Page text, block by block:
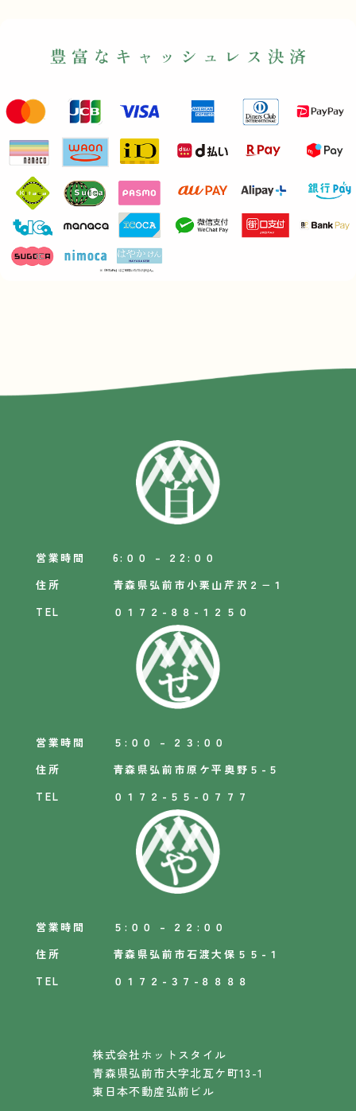
営業時間
５:００ – ２２:００
住所
青森県弘前市石渡大保５５-１
TEL
０１７２-３７-８８８８
営業時間
５:００ – ２３:００
住所
青森県弘前市原ケ平奥野５-５
TEL
０１７２-５５-０７７７
営業時間
6:００ – ２2:００
住所
青森県弘前市小栗山芹沢２−１
TEL
０１７２-８８-１２５０
株式会社ホットスタイル
青森県弘前市大字北瓦ケ町13-1
東日本不動産弘前ビル